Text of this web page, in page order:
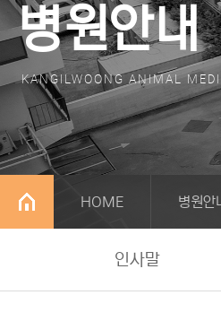
병원안내
KANGILWOONG ANIMAL
HOME 병원안
인사말